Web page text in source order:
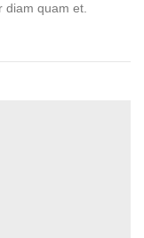
diam quam et.